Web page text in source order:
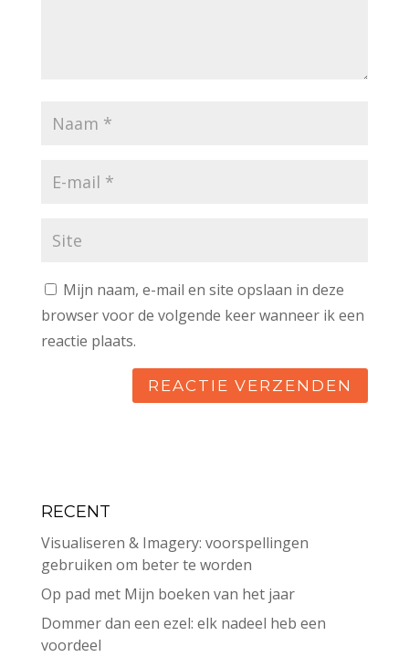
Mijn naam, e-mail en site opslaan in deze
browser voor de volgende keer wanneer ik een
reactie plaats.
RECENT
Visualiseren & Imagery: voorspellingen
gebruiken om beter te worden
Op pad met Mijn boeken van het jaar
Dommer dan een ezel: elk nadeel heb een
voordeel